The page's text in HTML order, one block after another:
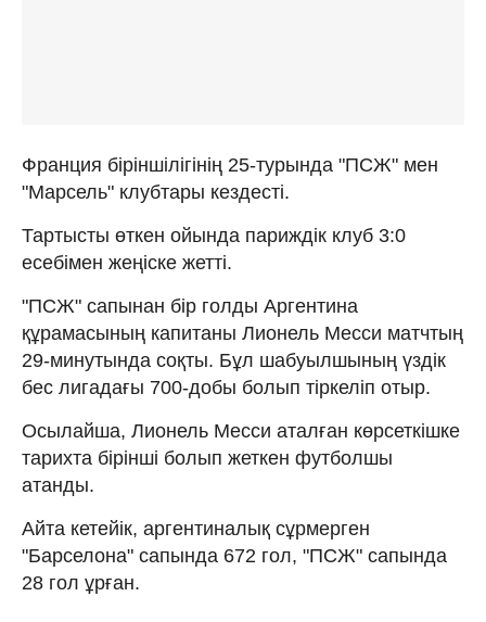
Франция біріншілігінің 25-турында "ПСЖ" мен
"Марсель" клубтары кездесті.
Тартысты өткен ойында париждік клуб 3:0
есебімен жеңіске жетті.
"ПСЖ" сапынан бір голды Аргентина
құрамасының капитаны Лионель Месси матчтың
29-минутында соқты. Бұл шабуылшының үздік
бес лигадағы 700-добы болып тіркеліп отыр.
Осылайша, Лионель Месси аталған көрсеткішке
тарихта бірінші болып жеткен футболшы
атанды.
Айта кетейік, аргентиналық сұрмерген
"Барселона" сапында 672 гол, "ПСЖ" сапында
28 гол ұрған.